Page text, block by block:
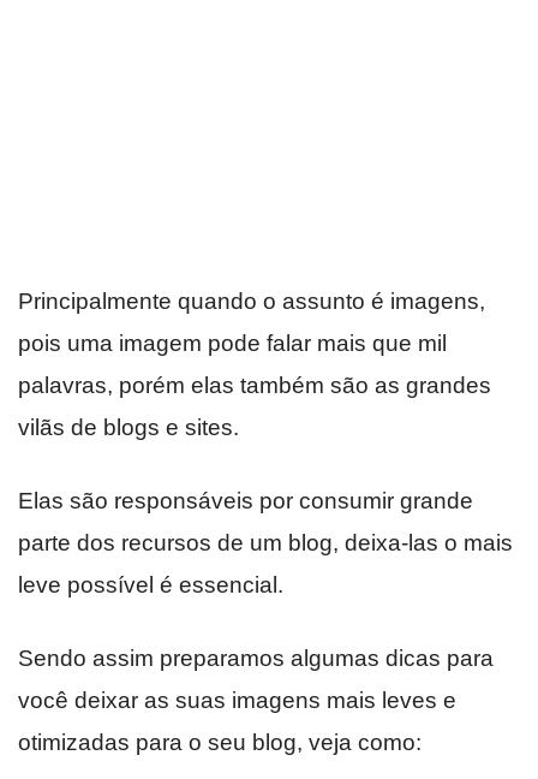
Principalmente quando o assunto é imagens,
pois uma imagem pode falar mais que mil
palavras, porém elas também são as grandes
vilãs de blogs e sites.
Elas são responsáveis por consumir grande
parte dos recursos de um blog, deixa-las o mais
leve possível é essencial.
Sendo assim preparamos algumas dicas para
você deixar as suas imagens mais leves e
otimizadas para o seu blog, veja como: